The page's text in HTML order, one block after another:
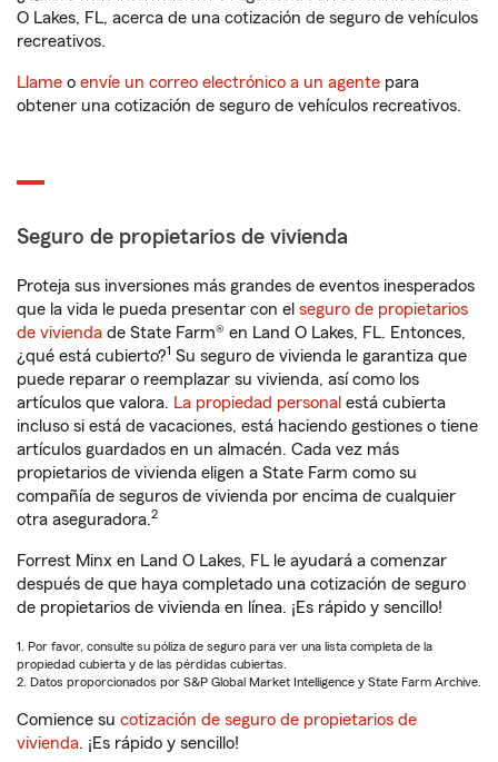
O Lakes, FL, acerca de una cotización de seguro de vehículos
recreativos.
Llame o envíe un correo electrónico a un agente para
obtener una cotización de seguro de vehículos recreativos.
Seguro de propietarios de vivienda
Proteja sus inversiones más grandes de eventos inesperados
que la vida le pueda presentar con el seguro de propietarios
de vivienda de State Farm® en Land O Lakes, FL. Entonces,
¿qué está cubierto?1 Su seguro de vivienda le garantiza que
puede reparar o reemplazar su vivienda, así como los
artículos que valora. La propiedad personal está cubierta
incluso si está de vacaciones, está haciendo gestiones o tiene
artículos guardados en un almacén. Cada vez más
propietarios de vivienda eligen a State Farm como su
compañía de seguros de vivienda por encima de cualquier
otra aseguradora.2
Forrest Minx en Land O Lakes, FL le ayudará a comenzar
después de que haya completado una cotización de seguro
de propietarios de vivienda en línea. ¡Es rápido y sencillo!
1. Por favor, consulte su póliza de seguro para ver una lista completa de la
propiedad cubierta y de las pérdidas cubiertas.
2. Datos proporcionados por S&P Global Market Intelligence y State Farm Archive.
Comience su cotización de seguro de propietarios de
vivienda. ¡Es rápido y sencillo!